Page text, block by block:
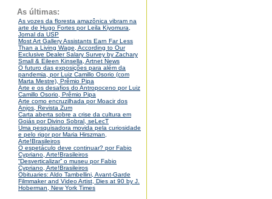
As últimas:
As vozes da floresta amazônica vibram na
arte de Hugo Fortes por Leila Kiyomura,
Jornal da USP
Most Art Gallery Assistants Earn Far Less
Than a Living Wage, According to Our
Exclusive Dealer Salary Survey by Zachary
Small & Eileen Kinsella, Artnet News
O futuro das exposições para além da
pandemia, por Luiz Camillo Osorio (com
Marta Mestre), Prêmio Pipa
Arte e os desafios do Antropoceno por Luiz
Camillo Osorio, Prêmio Pipa
Arte como encruzilhada por Moacir dos
Anjos, Revista Zum
Carta aberta sobre a crise da cultura em
Goiás por Divino Sobral, seLecT
Uma pesquisadora movida pela curiosidade
e pelo rigor por Maria Hirszman,
Arte!Brasileiros
O espetáculo deve continuar? por Fabio
Cypriano, Arte!Brasileiros
“Desverticalizar” o museu por Fabio
Cypriano, Arte!Brasileiros
Obituaries: Aldo Tambellini, Avant-Garde
Filmmaker and Video Artist, Dies at 90 by J.
Hoberman, New York Times